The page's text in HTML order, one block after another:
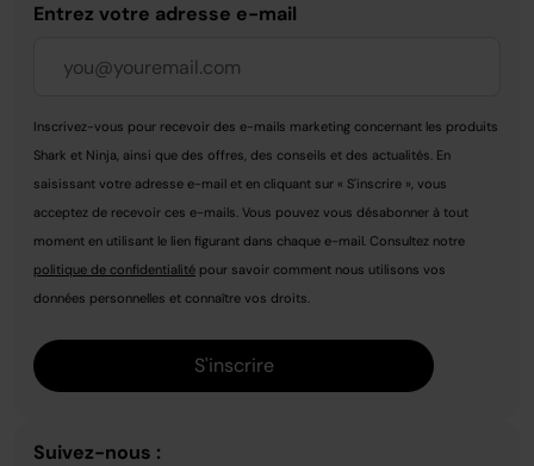
Entrez votre adresse e-mail
Inscrivez-vous pour recevoir des e-mails marketing concernant les produits
Shark et Ninja, ainsi que des offres, des conseils et des actualités. En
saisissant votre adresse e-mail et en cliquant sur « S'inscrire », vous
acceptez de recevoir ces e-mails. Vous pouvez vous désabonner à tout
moment en utilisant le lien figurant dans chaque e-mail. Consultez notre
politique de confidentialité pour savoir comment nous utilisons vos
données personnelles et connaître vos droits.
S'inscrire
Suivez-nous :